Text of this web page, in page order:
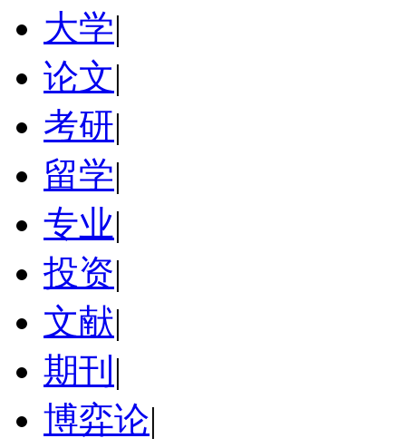
大学|
论文|
考研|
留学|
专业|
投资|
文献|
期刊 |
博弈论|